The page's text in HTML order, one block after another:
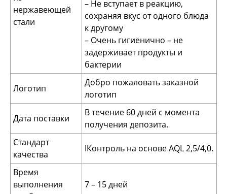
нержавеющей
стали
– Не вступает в реакцию,
сохраняя вкус от одного блюда
к другому
– Очень гигиенично – не
задерживает продукты и
бактерии
Логотип
Добро пожаловать заказной
логотип
Дата поставки
В течение 60 дней с момента
получения депозита.
Стандарт
качества
IКонтроль на основе AQL 2,5/4,0.
Время
выполнения
7 – 15 дней